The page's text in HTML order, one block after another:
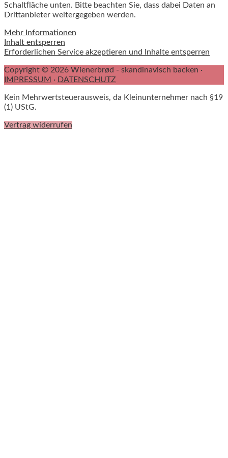
Schaltfläche unten. Bitte beachten Sie, dass dabei Daten an
Drittanbieter weitergegeben werden.
Mehr Informationen
Inhalt entsperren
Erforderlichen Service akzeptieren und Inhalte entsperren
Copyright © 2026 Wienerbrød - skandinavisch backen ·
IMPRESSUM · DATENSCHUTZ
Kein Mehrwertsteuerausweis, da Kleinunternehmer nach §19
(1) UStG.
Vertrag widerrufen